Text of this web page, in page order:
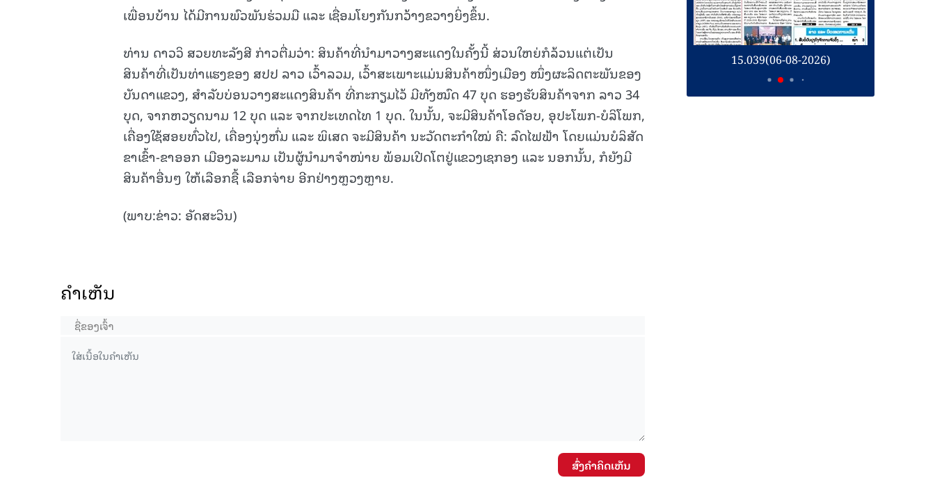
ເພື່ອນບ້ານ ໄດ້ມີການພົວພັນຮ່ວມມື ແລະ ເຊື່ອມໂຍງກັນກວ້າງຂວາງຍິ່ງຂຶ້ນ.
ທ່ານ ດາວວິ ສວຍທະລັງສີ ກ່າວຕື່ມວ່າ: ສິນຄ້າທີ່ນຳມາວາງສະແດງໃນຄັ້ງນີ້ ສ່ວນໃຫຍ່ກໍລ້ວນແຕ່ເປັນ
ສິນຄ້າທີ່ເປັນທ່າແຮງຂອງ ສປປ ລາວ ເວົ້າລວມ, ເວົ້າສະເພາະແມ່ນສິນຄ້າໜຶ່ງເມືອງ ໜຶ່ງຜະລິດຕະພັນຂອງ
ບັນດາແຂວງ, ສຳລັບບ່ອນວາງສະແດງສິນຄ້າ ທີ່ກະກຽມໄວ້ ມີທັງໝົດ 47 ບຸດ ຮອງຮັບສິນຄ້າຈາກ ລາວ 34
ບຸດ, ຈາກຫວຽດນາມ 12 ບຸດ ແລະ ຈາກປະເທດໄທ 1 ບຸດ. ໃນນັ້ນ, ຈະມີສິນຄ້າໂອດັອບ, ອຸປະໂພກ-ບໍລິໂພກ,
ເຄື່ອງໃຊ້ສອຍທົ່ວໄປ, ເຄື່ອງນຸ່ງຫົ່ມ ແລະ ພິເສດ ຈະມີສິນຄ້າ ນະວັດຕະກຳໃໝ່ ຄື: ລົດໄຟຟ້າ ໂດຍແມ່ນບໍລິສັດ
ຂາເຂົ້າ-ຂາອອກ ເມືອງລະມາມ ເປັນຜູ້ນຳມາຈຳໜ່າຍ ພ້ອມເປີດໂຕຢູ່ແຂວງເຊກອງ ແລະ ນອກນັ້ນ, ກໍຍັງມີ
ສິນຄ້າອື່ນໆ ໃຫ້ເລືອກຊື້ ເລືອກຈ່າຍ ອີກຢ່າງຫຼວງຫຼາຍ.
(ພາບ:ຂ່າວ: ອັດສະວິນ)
ຄໍາເຫັນ
ສົ່ງຄໍາຄິດເຫັນ
15.040(07-08-2026) 15.039(06-08-2026)